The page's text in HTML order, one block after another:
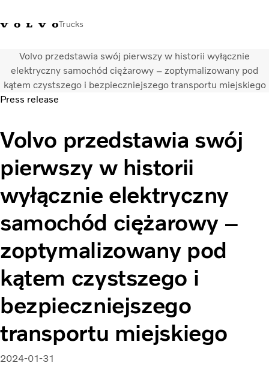
Trucks
+48 22 383 45 00Sklep Volvo TrucksZaloguj sięPolska
Rozwiązania transportowe
Usługi
Wyszukiwarka dealerów
Aktualności
O nas
Volvo Truck Builder
Kontakt
Volvo przedstawia swój pierwszy w historii wyłącznie
elektryczny samochód ciężarowy – zoptymalizowany pod
kątem czystszego i bezpieczniejszego transportu miejskiego
Press release
Volvo przedstawia swój
pierwszy w historii
wyłącznie elektryczny
samochód ciężarowy –
zoptymalizowany pod
kątem czystszego i
bezpieczniejszego
transportu miejskiego
2024-01-31